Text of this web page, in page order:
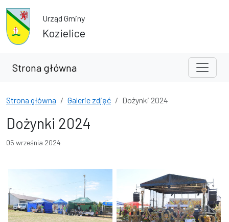
Przejdź do treści
Przejdź do wyszukiwarki
Urząd Gminy
Kozielice
Strona główna
Strona główna Galerie zdjęć Dożynki 2024
Dożynki 2024
05 września 2024